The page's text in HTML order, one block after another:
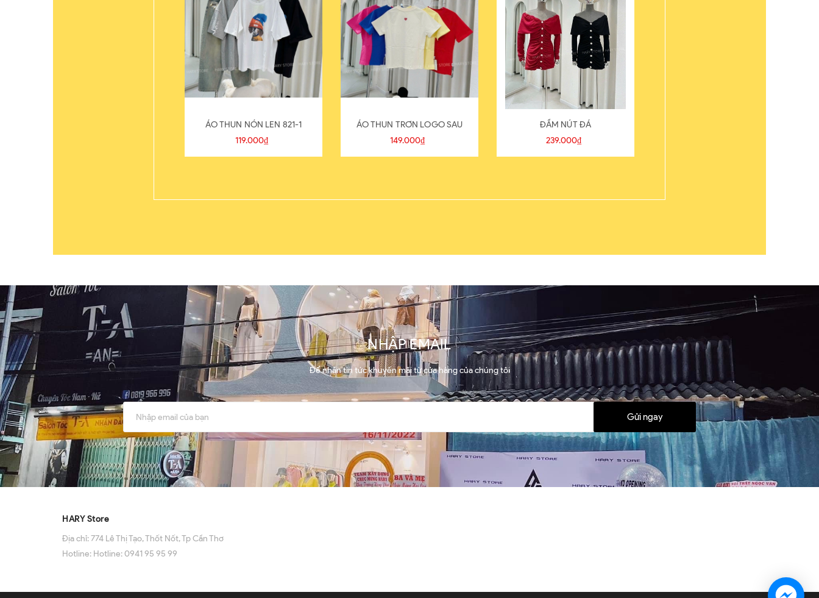
ÁO THUN NÓN LEN 821-1
119.000₫
ÁO THUN TRƠN LOGO SAU
149.000₫
ĐẦM NÚT ĐÁ
239.000₫
NHẬP EMAIL
Để nhận tin tức khuyến mãi từ cửa hàng của chúng tôi
Gửi ngay
HARY Store
Địa chỉ:774 Lê Thị Tạo, Thốt Nốt, Tp Cần Thơ
Hotline: Hotline: 0941 95 95 99